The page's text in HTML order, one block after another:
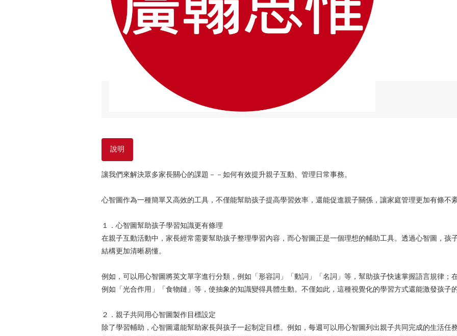
說明
讓我們來解決眾多家長關心的課題－－如何有效提升親子互動、管理日常事務。
心智圖作為一種簡單又高效的工具，不僅能幫助孩子提高學習效率，還能促進親子關係，讓家庭管理更加有條不
１．心智圖幫助孩子學習知識更有條理
在親子互動活動中，家長經常需要幫助孩子整理學習內容，而心智圖正是一個理想的輔助工具。透過心智圖，孩
結構更加清晰易懂。
例如，可以用心智圖將英文單字進行分類，例如「形容詞」「動詞」「名詞」等，幫助孩子快速掌握語言規律；
例如「光合作用」「食物鏈」等，使抽象的知識變得具體生動。不僅如此，這種視覺化的學習方式還能激發孩子
２．親子共同用心智圖製作目標設定
除了學習輔助，心智圖還能幫助家長與孩子一起制定目標。例如，每週可以用心智圖列出親子共同完成的生活任